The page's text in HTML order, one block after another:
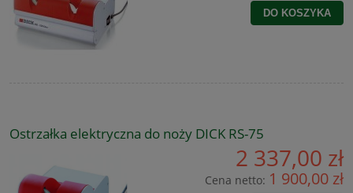
DO KOSZYKA
Ostrzałka elektryczna do noży DICK RS-75
2 337,00 zł
Cena netto: 1 900,00 zł